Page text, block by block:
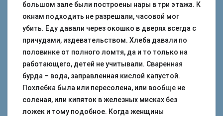
большом зале были построены нары в три этажа. К
окнам подходить не разрешали, часовой мог
убить. Еду давали через окошко в дверях всегда с
причудами, издевательством. Хлеба давали по
половинке от полного ломтя, да и то только на
работающего, детей не учитывали. Сваренная
бурда – вода, заправленная кислой капустой.
Похлебка была или пересолена, или вообще не
соленая, или кипяток в железных мисках без
ложек и тому подобное. Когда женщины